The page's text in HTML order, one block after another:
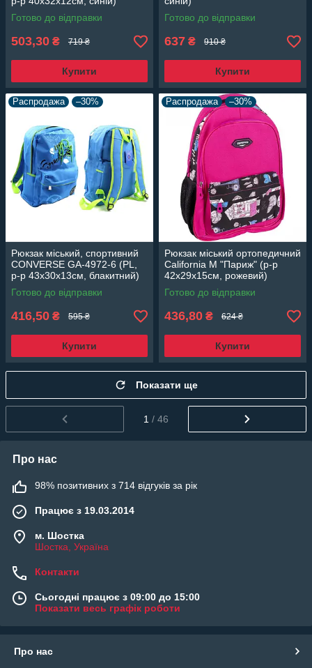
Готово до відправки
503,30 ₴ 719 ₴
Купити
Готово до відправки
637 ₴ 910 ₴
Купити
Распродажа –30%
Рюкзак міський, спортивний
CONVERSE GA-4972-6 (PL,
р-р 43х30х13см, блакитний)
Готово до відправки
416,50 ₴ 595 ₴
Купити
Распродажа –30%
Рюкзак міський ортопедичний
California M "Париж" (р-р
42х29х15см, рожевий)
Готово до відправки
436,80 ₴ 624 ₴
Купити
Показати ще
1 / 46
Про нас
98% позитивних з 714 відгуків за рік
Працює з 19.03.2014
м. Шостка
Шостка, Україна
Контакти
Сьогодні працює з 09:00 до 15:00
Показати весь графік роботи
Про нас